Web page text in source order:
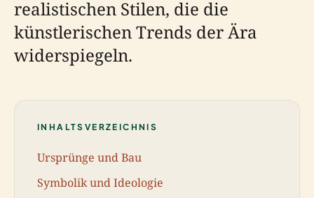
realistischen Stilen, die die
künstlerischen Trends der Ära
widerspiegeln.
INHALTSVERZEICHNIS
Ursprünge und Bau
Symbolik und Ideologie